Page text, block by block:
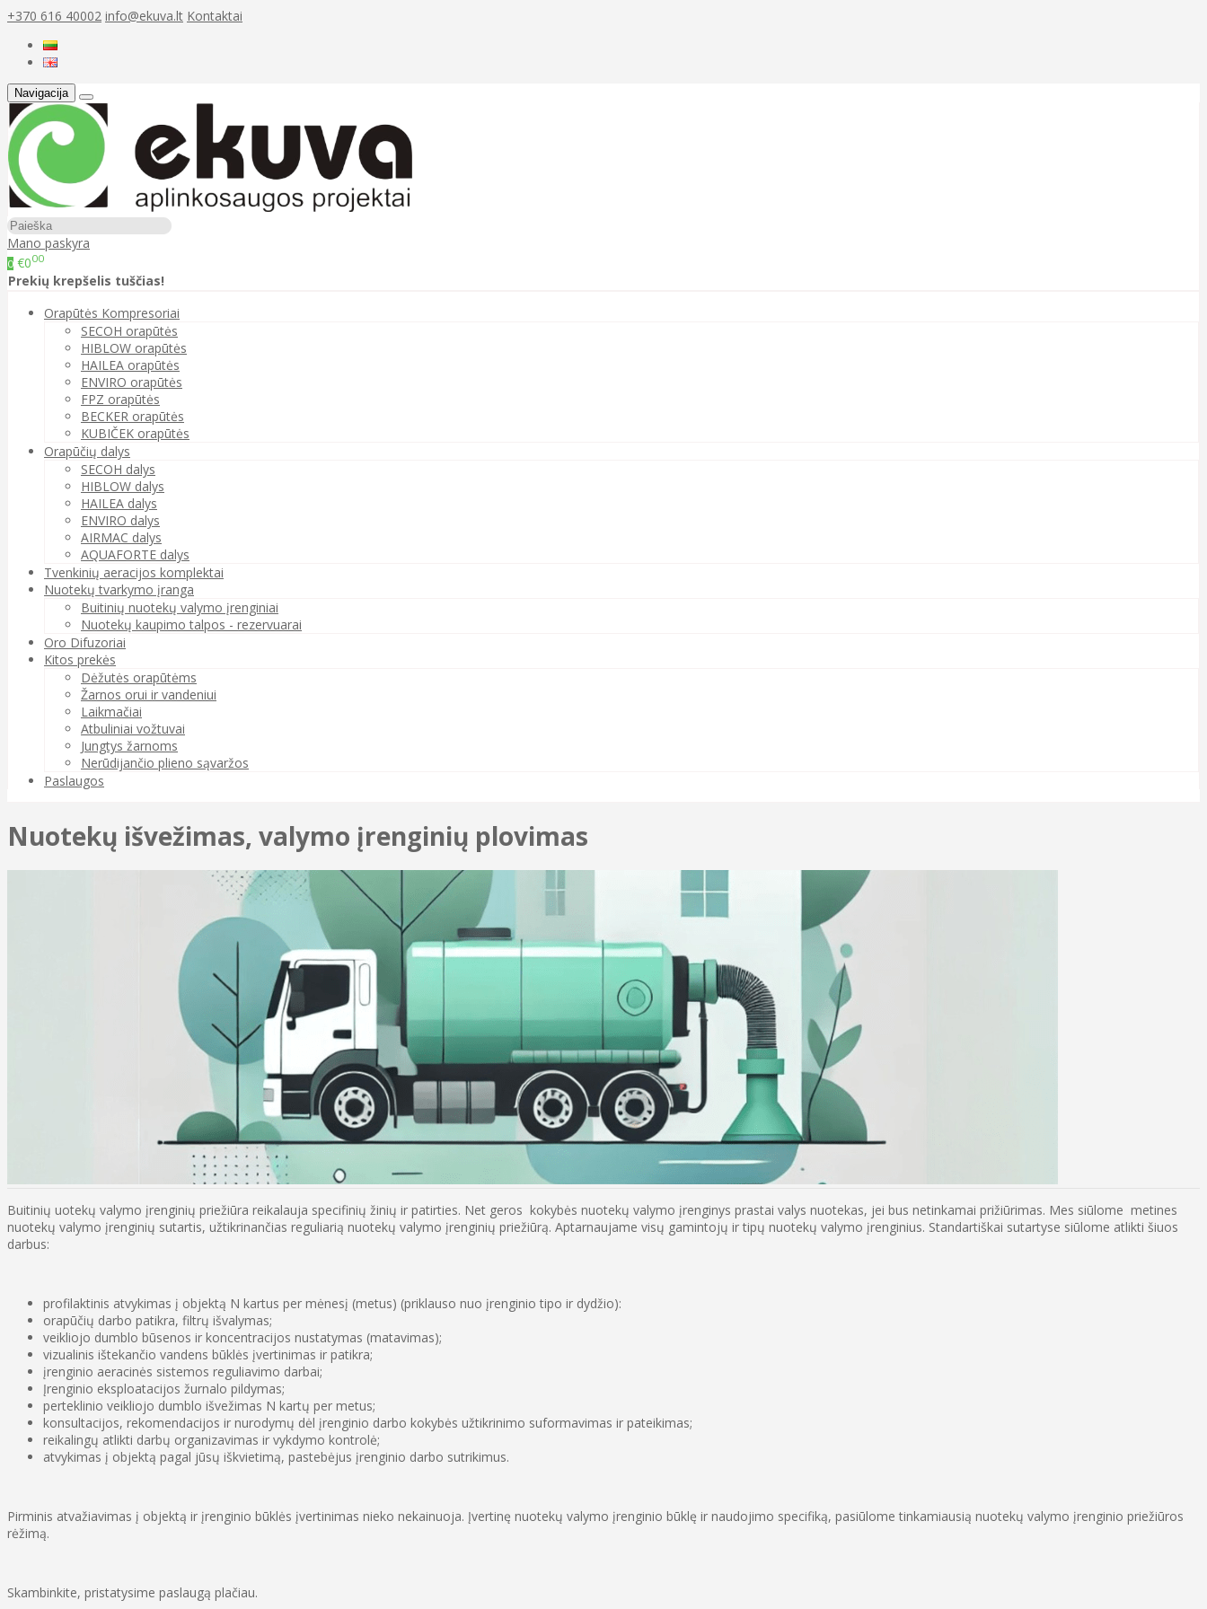
+370 616 40002 info@ekuva.lt Kontaktai
Navigacija
Mano paskyra
0 €000
Prekių krepšelis tuščias!
Orapūtės Kompresoriai
SECOH orapūtės
HIBLOW orapūtės
HAILEA orapūtės
ENVIRO orapūtės
FPZ orapūtės
BECKER orapūtės
KUBIČEK orapūtės
Orapūčių dalys
SECOH dalys
HIBLOW dalys
HAILEA dalys
ENVIRO dalys
AIRMAC dalys
AQUAFORTE dalys
Tvenkinių aeracijos komplektai
Nuotekų tvarkymo įranga
Buitinių nuotekų valymo įrenginiai
Nuotekų kaupimo talpos - rezervuarai
Oro Difuzoriai
Kitos prekės
Dėžutės orapūtėms
Žarnos orui ir vandeniui
Laikmačiai
Atbuliniai vožtuvai
Jungtys žarnoms
Nerūdijančio plieno sąvaržos
Paslaugos
Nuotekų išvežimas, valymo įrenginių plovimas
Buitinių uotekų valymo įrenginių priežiūra reikalauja specifinių žinių ir patirties. Net geros kokybės nuotekų valymo įrenginys prastai valys nuotekas, jei bus netinkamai prižiūrimas. Mes siūlome metines
nuotekų valymo įrenginių sutartis, užtikrinančias reguliarią nuotekų valymo įrenginių priežiūrą. Aptarnaujame visų gamintojų ir tipų nuotekų valymo įrenginius. Standartiškai sutartyse siūlome atlikti šiuos
darbus:
profilaktinis atvykimas į objektą N kartus per mėnesį (metus) (priklauso nuo įrenginio tipo ir dydžio):
orapūčių darbo patikra, filtrų išvalymas;
veikliojo dumblo būsenos ir koncentracijos nustatymas (matavimas);
vizualinis ištekančio vandens būklės įvertinimas ir patikra;
įrenginio aeracinės sistemos reguliavimo darbai;
Įrenginio eksploatacijos žurnalo pildymas;
perteklinio veikliojo dumblo išvežimas N kartų per metus;
konsultacijos, rekomendacijos ir nurodymų dėl įrenginio darbo kokybės užtikrinimo suformavimas ir pateikimas;
reikalingų atlikti darbų organizavimas ir vykdymo kontrolė;
atvykimas į objektą pagal jūsų iškvietimą, pastebėjus įrenginio darbo sutrikimus.
Pirminis atvažiavimas į objektą ir įrenginio būklės įvertinimas nieko nekainuoja. Įvertinę nuotekų valymo įrenginio būklę ir naudojimo specifiką, pasiūlome tinkamiausią nuotekų valymo įrenginio priežiūros
rėžimą.
Skambinkite, pristatysime paslaugą plačiau.